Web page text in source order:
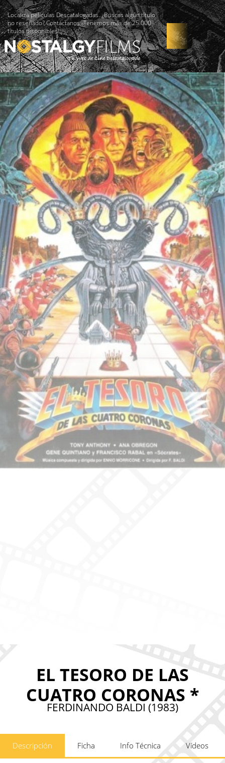
Localiza películas Descatalogadas. ¿Buscas algún título
no reseñado? Contáctanos -Tenemos más de 25.000
títulos disponibles!
EL TESORO DE LAS
CUATRO CORONAS *
FERDINANDO BALDI (1983)
Descripción Ficha Info Técnica Vídeos